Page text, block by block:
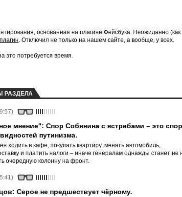
основанная на плагине Фейсбука. Неожиданно (как
. Отключил не только на нашем сайте, а вообще, у всех.
это потребуется время.
РАЗДЕЛА
мнение": Спор Собянина с ястребами – это спор
путинизма.
ходить в кафе, покупать квартиру, менять автомобиль,
и платить налоги – иначе генералам однажды станет не
очередную колонну на фронт.
Серое не предшествует чёрному.